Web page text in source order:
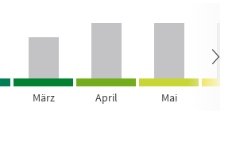
März April Mai